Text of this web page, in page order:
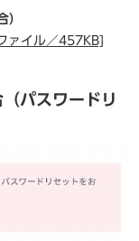
）
ァイル／457KB]
パスワードリ